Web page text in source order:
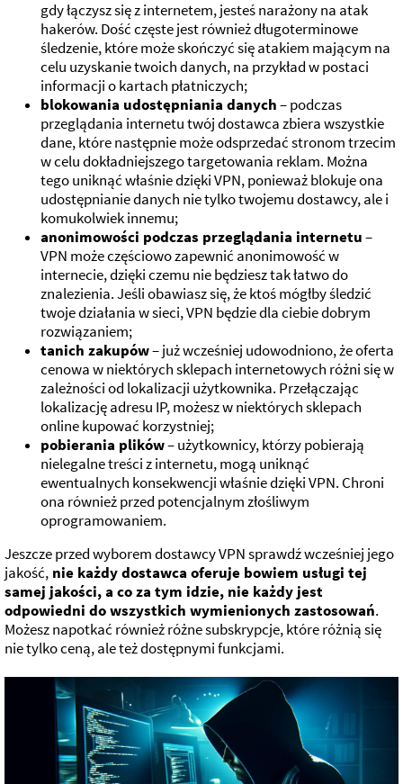
gdy łączysz się z internetem, jesteś narażony na atak
hakerów. Dość częste jest również długoterminowe
śledzenie, które może skończyć się atakiem mającym na
celu uzyskanie twoich danych, na przykład w postaci
informacji o kartach płatniczych;
blokowania udostępniania danych– podczas
przeglądania internetu twój dostawca zbiera wszystkie
dane, które następnie może odsprzedać stronom trzecim
w celu dokładniejszego targetowania reklam. Można
tego uniknąć właśnie dzięki VPN, ponieważ blokuje ona
udostępnianie danych nie tylko twojemu dostawcy, ale i
komukolwiek innemu;
anonimowości podczas przeglądania internetu–
VPN może częściowo zapewnić anonimowość w
internecie, dzięki czemu nie będziesz tak łatwo do
znalezienia. Jeśli obawiasz się, że ktoś mógłby śledzić
twoje działania w sieci, VPN będzie dla ciebie dobrym
rozwiązaniem;
tanich zakupów– już wcześniej udowodniono, że oferta
cenowa w niektórych sklepach internetowych różni się w
zależności od lokalizacji użytkownika. Przełączając
lokalizację adresu IP, możesz w niektórych sklepach
online kupować korzystniej;
pobierania plików– użytkownicy, którzy pobierają
nielegalne treści z internetu, mogą uniknąć
ewentualnych konsekwencji właśnie dzięki VPN. Chroni
ona również przed potencjalnym złośliwym
oprogramowaniem.
Jeszcze przed wyborem dostawcy VPN sprawdź wcześniej jego
jakość, nie każdy dostawca oferuje bowiem usługi tej
samej jakości, a co za tym idzie, nie każdy jest
odpowiedni do wszystkich wymienionych zastosowań.
Możesz napotkać również różne subskrypcje, które różnią się
nie tylko ceną, ale też dostępnymi funkcjami.